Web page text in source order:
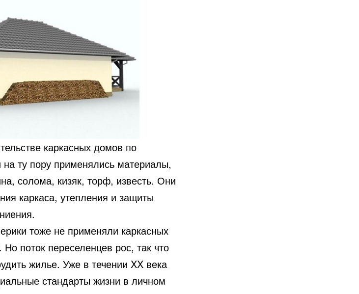
каркасных домов по
на ту пору применялись материалы,
солома, кизяк, торф, известь. Они
каркаса, утепления и защиты
тоже не применяли каркасных
Но поток переселенцев рос, так что
жилье. Уже в течении XX века
стандарты жизни в личном